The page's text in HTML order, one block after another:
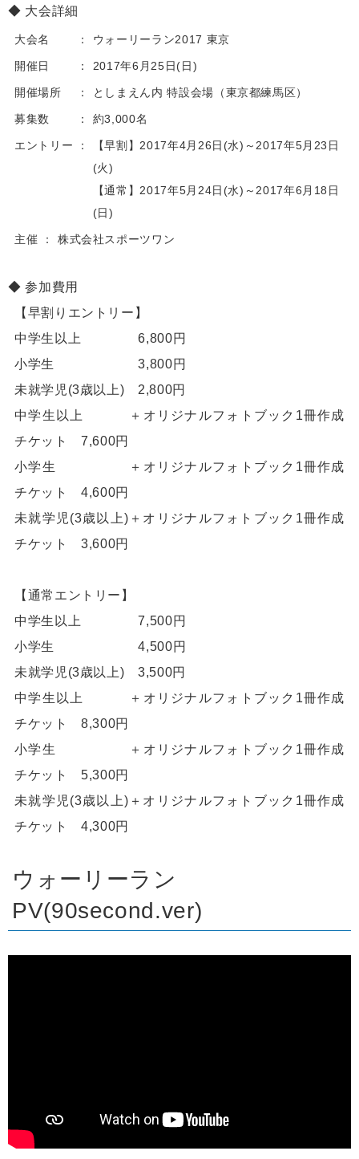
大会詳細
大会名 ウォーリーラン2017 東京
開催日 2017年6月25日(日)
開催場所 としまえん内 特設会場（東京都練馬区）
募集数 約3,000名
エントリー
【早割】2017年4月26日(水)～2017年5月23日
(火)
【通常】2017年5月24日(水)～2017年6月18日
(日)
主催 株式会社スポーツワン
参加費用
【早割りエントリー】
中学生以上 6,800円
小学生 3,800円
未就学児(3歳以上) 2,800円
中学生以上 ＋オリジナルフォトブック1冊作成
チケット 7,600円
小学生 ＋オリジナルフォトブック1冊作成
チケット 4,600円
未就学児(3歳以上)＋オリジナルフォトブック1冊作成
チケット 3,600円
【通常エントリー】
中学生以上 7,500円
小学生 4,500円
未就学児(3歳以上) 3,500円
中学生以上 ＋オリジナルフォトブック1冊作成
チケット 8,300円
小学生 ＋オリジナルフォトブック1冊作成
チケット 5,300円
未就学児(3歳以上)＋オリジナルフォトブック1冊作成
チケット 4,300円
ウォーリーラン
PV(90second.ver)